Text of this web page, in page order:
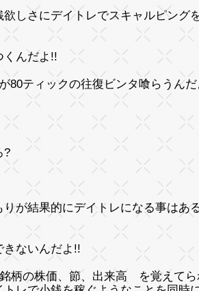
しさにデイトレでスキャルピング
くんだよ!!
80ティックの往復ビンタ喰らうん
?
が結果的にデイトレになる事はあ
きないんだよ!!
柄の株価、節、出来高 を覚えてら